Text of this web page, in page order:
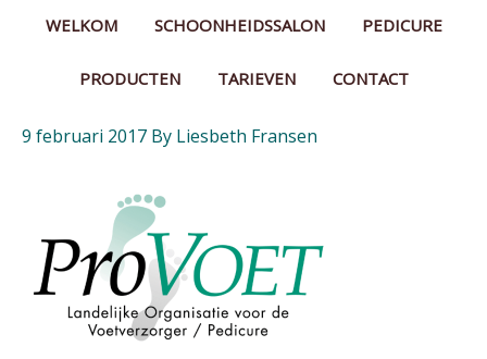
WELKOM SCHOONHEIDSSALON PEDICURE
PRODUCTEN TARIEVEN CONTACT
9 februari 2017 By Liesbeth Fransen